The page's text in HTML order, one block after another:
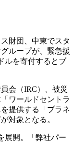
財団、中東でスタ
ループが、緊急援
ルを寄付するとブ
会（IRC）、被災
ワールドセントラ
提供する「プラネ
対象となる。
展開。「弊社パー